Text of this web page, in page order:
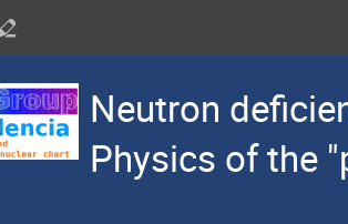
Neutron
Physics of the